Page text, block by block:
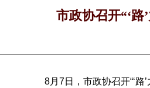
市政协召开“‘
8月7日，市政协召开“‘